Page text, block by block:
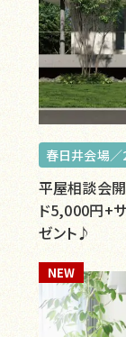
春日井会場
平屋相談会開
ド5,000円+サ
ゼント♪
NEW